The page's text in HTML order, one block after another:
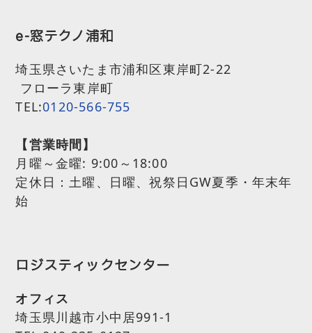
e-窓テクノ浦和
埼玉県さいたま市浦和区東岸町2-22
フローラ東岸町
TEL:0120-566-755
【営業時間】
月曜～金曜: 9:00～18:00
定休日：土曜、日曜、祝祭日GW夏季・年末年
始
ロジスティックセンター
オフィス
埼玉県川越市小中居991-1